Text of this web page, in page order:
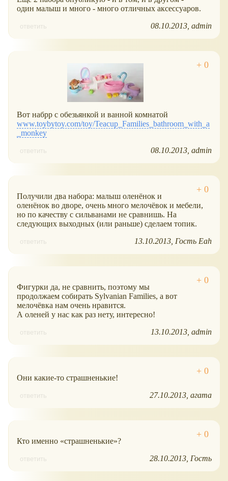
один малыш и много - много отличных аксессуаров.
ответить 08.10.2013 admin
Вот набрр с обезьянкой и ванной комнатой
www.toybytoy.com/toy/Teacup_Families_bathroom_with_a
_monkey
ответить 08.10.2013 admin
Получили два набора: малыш оленёнок и
оленёнок во дворе, очень много мелочёвок и мебели,
но по качеству с сильванами не сравнишь. На
следующих выходных (или раньше) сделаем топик.
ответить 13.10.2013 Гость Eah
Фигурки да, не сравнить, поэтому мы
продолжаем собирать Sylvanian Families, а вот
мелочёвка нам очень нравится.
А оленей у нас как раз нету, интересно!
ответить 13.10.2013 admin
Они какие-то страшненькие!
ответить 27.10.2013 агата
Кто именно страшненькие ?
ответить 28.10.2013 Гость